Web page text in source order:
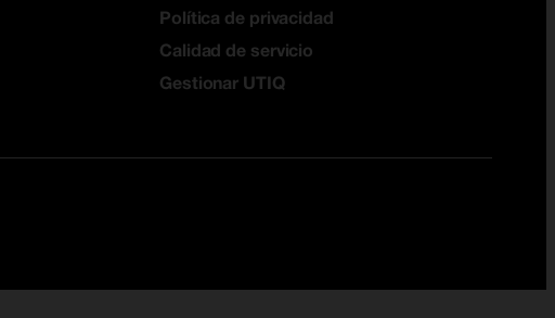
Política de privacidad
Calidad de servicio
Gestionar UTIQ